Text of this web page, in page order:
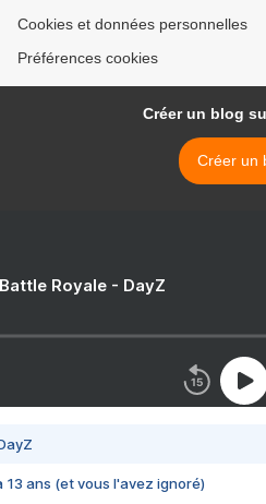
Cookies et données personnelles
Préférences cookies
Créer un blog
Créer un
Royale - DayZ
13 ans (et vous l'avez ignoré)